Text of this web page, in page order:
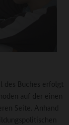
Buches erfolgt
auf der einen
Seite. Anhand